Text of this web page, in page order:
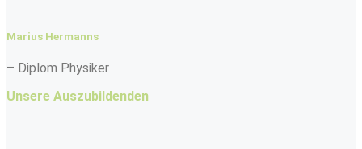
Marius Hermanns
– Diplom Physiker
Unsere Auszubildenden